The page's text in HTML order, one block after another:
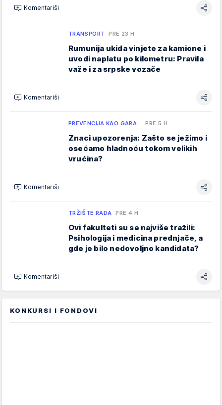
Komentariši
TRANSPORT PRE 23 H
Rumunija ukida vinjete za kamione i
uvodi naplatu po kilometru: Pravila
važe i za srpske vozače
Komentariši
PREVENCIJA KAO GARA… PRE 5 H
Znaci upozorenja: Zašto se ježimo i
osećamo hladnoću tokom velikih
vrućina?
Komentariši
TRŽIŠTE RADA PRE 4 H
Ovi fakulteti su se najviše tražili:
Psihologija i medicina prednjače, a
gde je bilo nedovoljno kandidata?
Komentariši
KONKURSI I FONDOVI